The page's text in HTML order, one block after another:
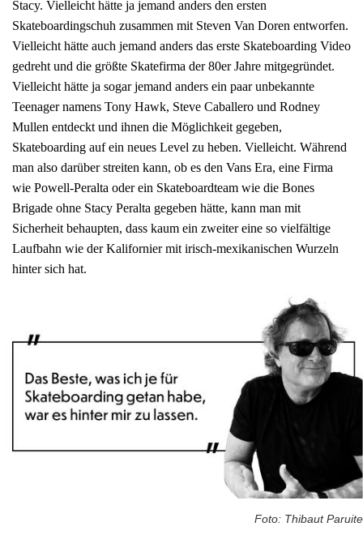
Stacy. Vielleicht hätte ja jemand anders den ersten
Skateboardingschuh zusammen mit Steven Van Doren entworfen.
Vielleicht hätte auch jemand anders das erste Skateboarding Video
gedreht und die größte Skatefirma der 80er Jahre mitgegründet.
Vielleicht hätte ja sogar jemand anders ein paar unbekannte
Teenager namens Tony Hawk, Steve Caballero und Rodney
Mullen entdeckt und ihnen die Möglichkeit gegeben,
Skateboarding auf ein neues Level zu heben. Vielleicht. Während
man also darüber streiten kann, ob es den Vans Era, eine Firma
wie Powell-Peralta oder ein Skateboardteam wie die Bones
Brigade ohne Stacy Peralta gegeben hätte, kann man mit
Sicherheit behaupten, dass kaum ein zweiter eine so vielfältige
Laufbahn wie der Kalifornier mit irisch-mexikanischen Wurzeln
hinter sich hat.
Foto: Thibaut Paruite